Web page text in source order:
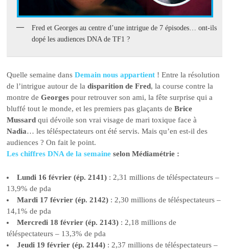
Fred et Georges au centre d’une intrigue de 7 épisodes… ont-ils
dopé les audiences DNA de TF1 ?
Quelle semaine dansDemain nous appartient ! Entre la résolution
de l’intrigue autour de ladisparition de Fred, la course contre la
montre deGeorges pour retrouver son ami, la fête surprise qui a
bluffé tout le monde, et les premiers pas glaçants deBrice
Mussard qui dévoile son vrai visage de mari toxique face à
Nadia… les téléspectateurs ont été servis. Mais qu’en est-il des
audiences ? On fait le point.
Les chiffres DNA de la semaine selon Médiamétrie :
Lundi 16 février (ép. 2141) : 2,31 millions de téléspectateurs –
13,9% de pda
Mardi 17 février (ép. 2142) : 2,30 millions de téléspectateurs –
14,1% de pda
Mercredi 18 février (ép. 2143) : 2,18 millions de
téléspectateurs – 13,3% de pda
Jeudi 19 février (ép. 2144) : 2,37 millions de téléspectateurs –